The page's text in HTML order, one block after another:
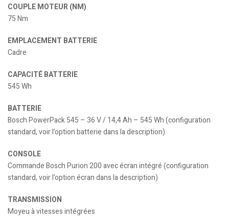
COUPLE MOTEUR (NM)
75 Nm
EMPLACEMENT BATTERIE
Cadre
CAPACITÉ BATTERIE
545 Wh
BATTERIE
Bosch PowerPack 545 – 36 V / 14,4 Ah – 545 Wh (configuration
standard, voir l’option batterie dans la description)
CONSOLE
Commande Bosch Purion 200 avec écran intégré (configuration
standard, voir l’option écran dans la description)
TRANSMISSION
Moyeu à vitesses intégrées